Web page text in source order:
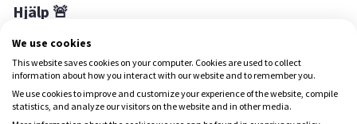
Hjälp 🚨
Hjälpcenter
Ladda ned Yepstr
We use cookies
This website saves cookies on your computer. Cookies are used to collect
information about how you interact with our website and to remember you.
We use cookies to improve and customize your experience of the website, compile
statistics, and analyze our visitors on the website and in other media.